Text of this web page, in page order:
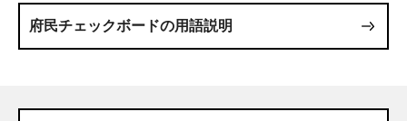
府民チェックボードの用語説明